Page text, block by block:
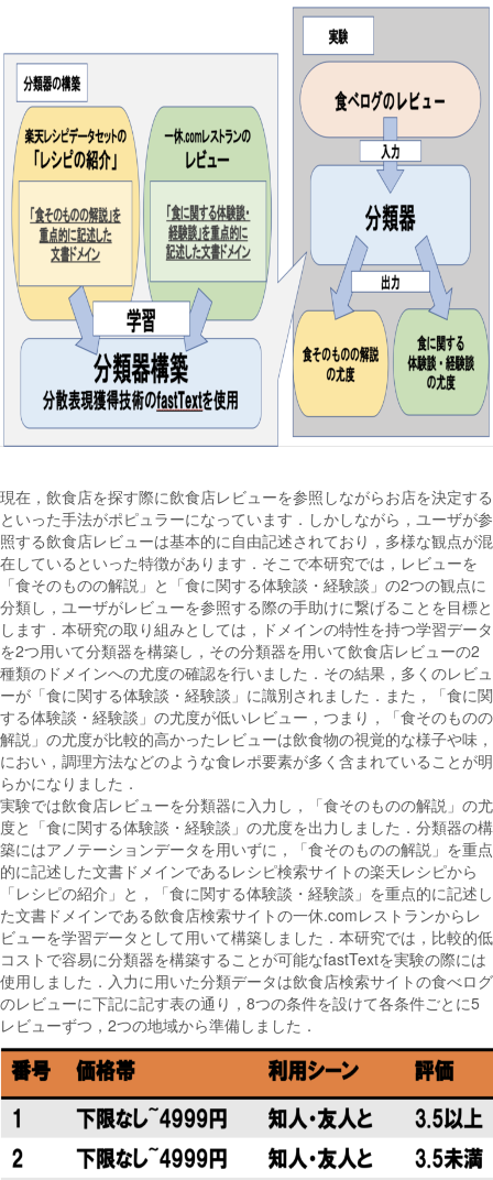
現在，飲食店を探す際に飲食店レビューを参照しながらお店を決定する
といった手法がポピュラーになっています．しかしながら，ユーザが参
照する飲食店レビューは基本的に自由記述されており，多様な観点が混
在しているといった特徴があります．そこで本研究では，レビューを
「食そのものの解説」と「食に関する体験談・経験談」の2つの観点に
分類し，ユーザがレビューを参照する際の手助けに繋げることを目標と
します．本研究の取り組みとしては，ドメインの特性を持つ学習データ
を2つ用いて分類器を構築し，その分類器を用いて飲食店レビューの2
種類のドメインへの尤度の確認を行いました．その結果，多くのレビュ
ーが「食に関する体験談・経験談」に識別されました．また，「食に関
する体験談・経験談」の尤度が低いレビュー，つまり，「食そのものの
解説」の尤度が比較的高かったレビューは飲食物の視覚的な様子や味，
におい，調理方法などのような食レポ要素が多く含まれていることが明
らかになりました．
実験では飲食店レビューを分類器に入力し，「食そのものの解説」の尤
度と「食に関する体験談・経験談」の尤度を出力しました．分類器の構
築にはアノテーションデータを用いずに，「食そのものの解説」を重点
的に記述した文書ドメインであるレシピ検索サイトの楽天レシピから
「レシピの紹介」と，「食に関する体験談・経験談」を重点的に記述し
た文書ドメインである飲食店検索サイトの一休.comレストランからレ
ビューを学習データとして用いて構築しました．本研究では，比較的低
コストで容易に分類器を構築することが可能なfastTextを実験の際には
使用しました．入力に用いた分類データは飲食店検索サイトの食べログ
のレビューに下記に記す表の通り，8つの条件を設けて各条件ごとに5
レビューずつ，2つの地域から準備しました．